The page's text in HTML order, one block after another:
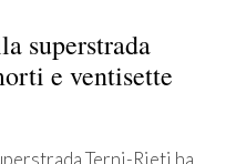
superstrada
e ventisette
Terni-Rieti ha